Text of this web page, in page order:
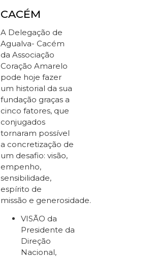
CACÉM
A Delegação de
Agualva- Cacém
da Associação
Coração Amarelo
pode hoje fazer
um historial da sua
fundação graças a
cinco fatores, que
conjugados
tornaram possível
a concretização de
um desafio: visão,
empenho,
sensibilidade,
espírito de
missão e generosidade.
VISÃO da
Presidente da
Direção
Nacional,